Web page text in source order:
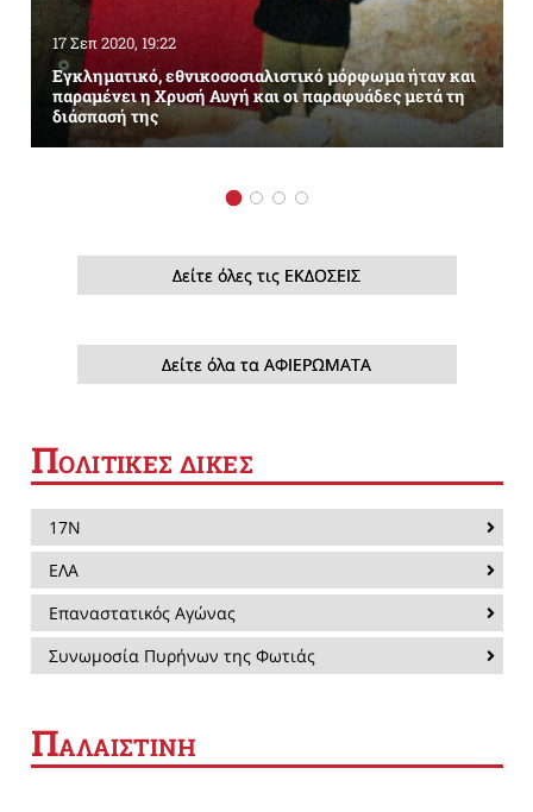
17 Σεπ 2020, 19:22
Εγκληματικό, εθνικοσοσιαλιστικό μόρφωμα ήταν και
παραμένει η Χρυσή Αυγή και οι παραφυάδες μετά τη
διάσπασή της
Δείτε όλες τις ΕΚΔΟΣΕΙΣ
Δείτε όλα τα ΑΦΙΕΡΩΜΑΤΑ
ΠΟΛΙΤΙΚΕΣ ΔΙΚΕΣ
17Ν
ΕΛΑ
Επαναστατικός Αγώνας
Συνωμοσία Πυρήνων της Φωτιάς
ΠΑΛΑΙΣΤΙΝΗ